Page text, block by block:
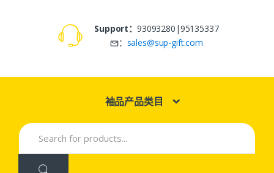
Support： 93093280|95135337
： sales@sup-gift.com
袖品产品类目
Search
for: